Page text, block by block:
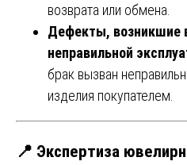
возврата или обмена.
Дефекты, возникшие
неправильной
брак вызван
изделия покупателем.
📍 Экспертиза